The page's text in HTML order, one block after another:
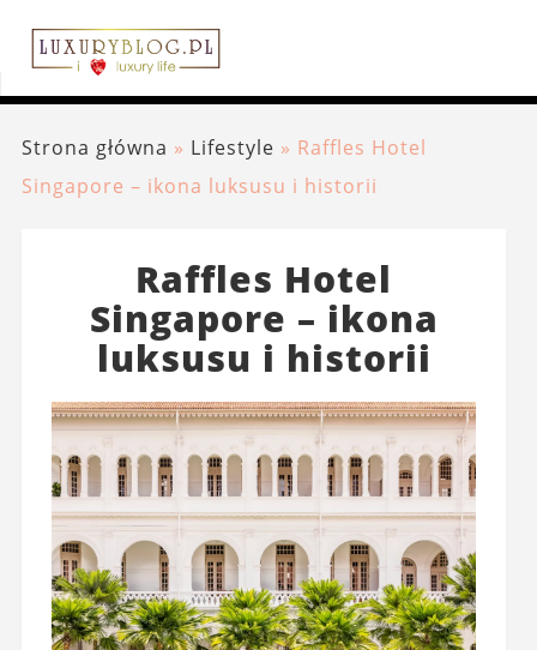
Strona główna » Lifestyle » Raffles Hotel
Singapore – ikona luksusu i historii
Raffles Hotel
Singapore – ikona
luksusu i historii